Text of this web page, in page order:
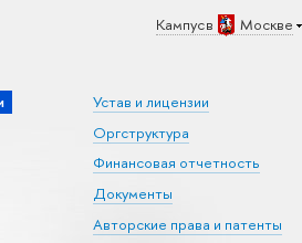
Кампус в Москве
Устав и лицензии
Оргструктура
Финансовая отчетность
Документы
Авторские права и патенты